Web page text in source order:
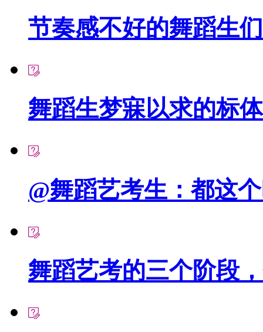
节奏感不好的舞蹈生
舞蹈生梦寐以求的标
@舞蹈艺考生：都这
舞蹈艺考的三个阶段